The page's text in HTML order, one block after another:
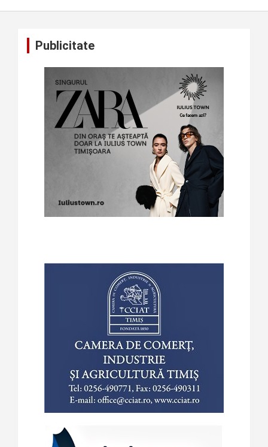
Publicitate